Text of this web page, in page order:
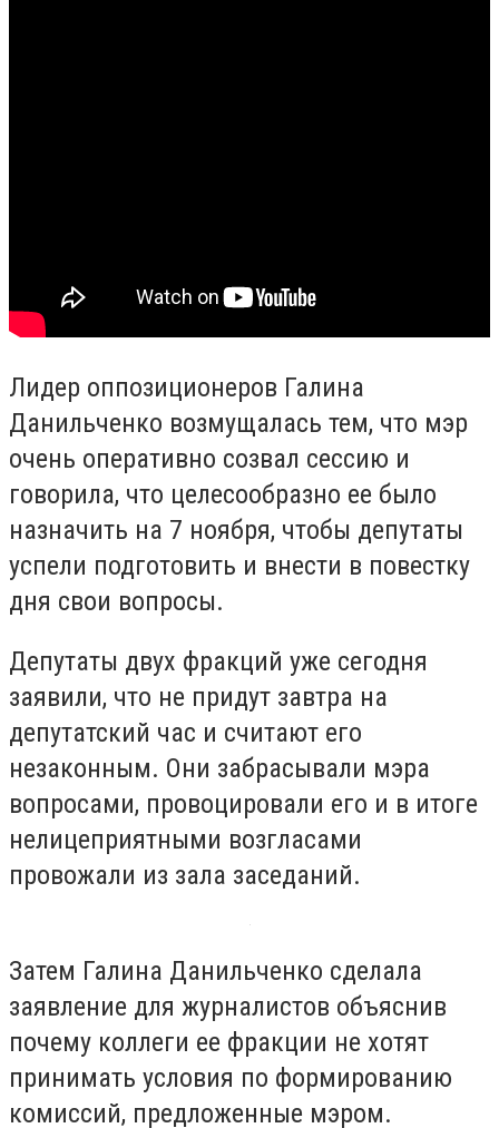
Лидер оппозиционеров Галина
Данильченко возмущалась тем, что мэр
очень оперативно созвал сессию и
говорила, что целесообразно ее было
назначить на 7 ноября, чтобы депутаты
успели подготовить и внести в повестку
дня свои вопросы.
Депутаты двух фракций уже сегодня
заявили, что не придут завтра на
депутатский час и считают его
незаконным. Они забрасывали мэра
вопросами, провоцировали его и в итоге
нелицеприятными возгласами
провожали из зала заседаний.
Затем Галина Данильченко сделала
заявление для журналистов объяснив
почему коллеги ее фракции не хотят
принимать условия по формированию
комиссий, предложенные мэром.